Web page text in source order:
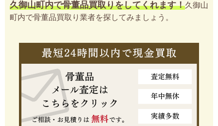
久御山町内で骨董品買取りをしてくれます！久御山
町内で骨董品買取り業者を探してみましょう。